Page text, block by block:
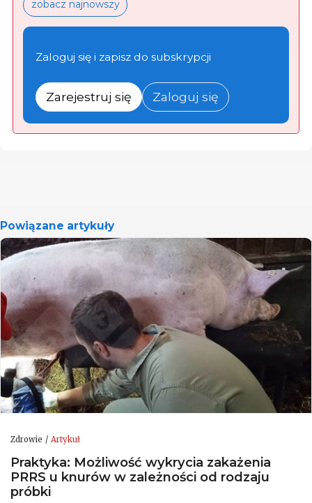
zobacz najnowszy
Zaloguj się i zapisz do subskrypcji
Zarejestruj się Zaloguj się
Powiązane artykuły
Zdrowie Artykuł
Praktyka: Możliwość wykrycia zakażenia
PRRS u knurów w zależności od rodzaju
próbki